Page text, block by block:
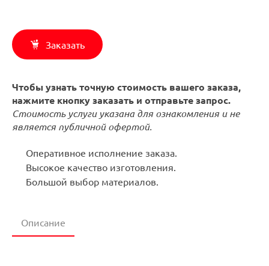
Заказать
Чтобы узнать точную стоимость вашего заказа,
нажмите кнопку заказать и отправьте запрос.
Стоимость услуги указана для ознакомления и не
является публичной офертой.
Оперативное исполнение заказа.
Высокое качество изготовления.
Большой выбор материалов.
Описание